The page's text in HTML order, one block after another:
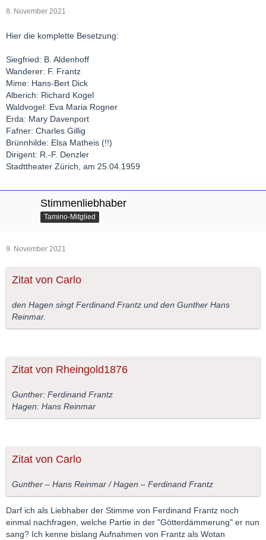
8. November 2021
Hier die komplette Besetzung:
Siegfried: B. Aldenhoff
Wanderer: F. Frantz
Mime: Hans-Bert Dick
Alberich: Richard Kogel
Waldvogel: Eva Maria Rogner
Erda: Mary Davenport
Fafner: Charles Gillig
Brünnhilde: Elsa Matheis (!!)
Dirigent: R.-F. Denzler
Stadttheater Zürich, am 25.04.1959
Stimmenliebhaber
Tamino-Mitglied
9. November 2021
Zitat von Carlo
den Hagen singt Ferdinand Frantz und den Gunther Hans
Reinmar.
Zitat von Rheingold1876
Gunther: Ferdinand Frantz
Hagen: Hans Reinmar
Zitat von Carlo
Gunther – Hans Reinmar / Hagen – Ferdinand Frantz
Darf ich als Liebhaber der Stimme von Ferdinand Frantz noch
einmal nachfragen, welche Partie in der "Götterdämmerung" er nun
sang? Ich kenne bislang Aufnahmen von Frantz als Wotan